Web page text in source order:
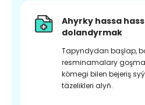
Ahyrky hassa
dolandyrmak
Tapyndydan başlap,
resminamalary
kömegi bilen bejeriş
täzelikleri alyň.